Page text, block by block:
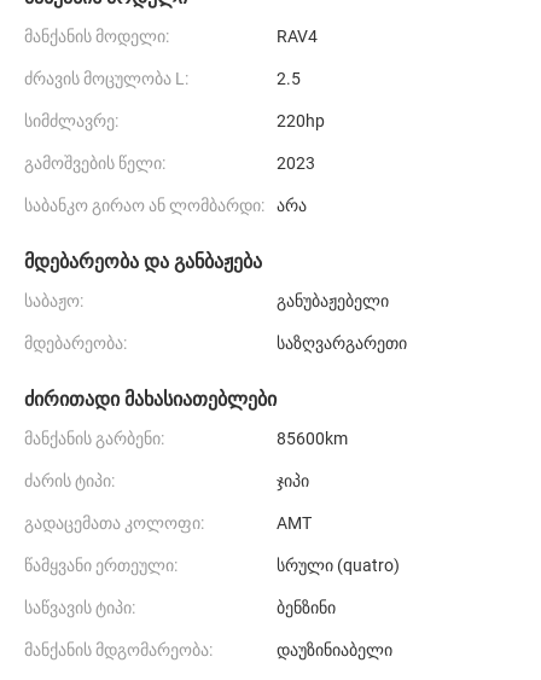
მანქანის მოდელი: RAV4
ძრავის მოცულობა L: 2.5
სიმძლავრე: 220hp
გამოშვების წელი: 2023
საბანკო გირაო ან ლომბარდი: არა
მდებარეობა და განბაჟება
საბაჟო: განუბაჟებელი
მდებარეობა: საზღვარგარეთი
ძირითადი მახასიათებლები
მანქანის გარბენი: 85600km
ძარის ტიპი: ჯიპი
გადაცემათა კოლოფი: AMT
წამყვანი ერთეული: სრული (quatro)
საწვავის ტიპი: ბენზინი
მანქანის მდგომარეობა: დაუზინიაბელი